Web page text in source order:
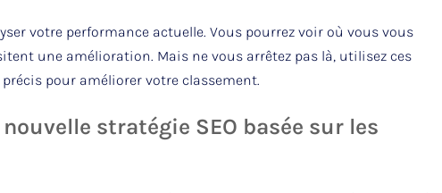
votre performance actuelle. Vous pourrez voir où vous vous
une amélioration. Mais ne vous arrêtez pas là, utilisez ces
pour améliorer votre classement.
stratégie SEO basée sur les